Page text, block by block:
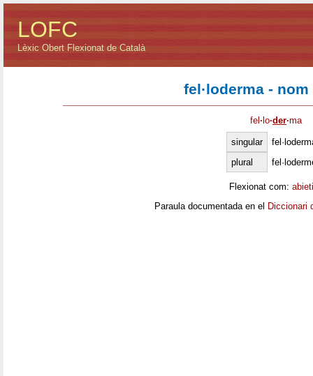
LOFC
Lèxic Obert Flexionat de Català
fel·loderma -
fel · lo·der·ma
singular
plural
Flexionat com:
Paraula documentada en el Diccionari